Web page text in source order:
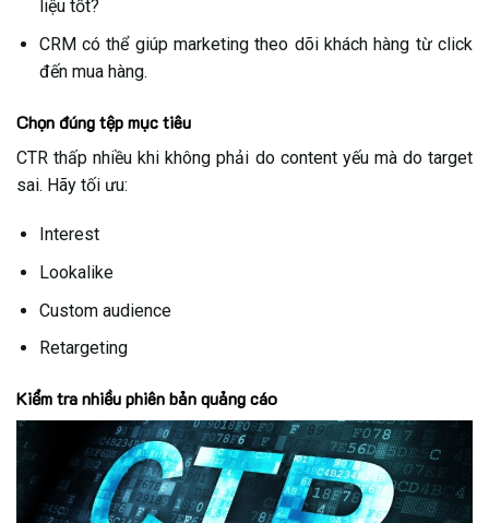
liệu tốt?
CRM có thể giúp marketing theo dõi khách hàng từ click
đến mua hàng.
Chọn đúng tệp mục tiêu
CTR thấp nhiều khi không phải do content yếu mà do target
sai. Hãy tối ưu:
Interest
Lookalike
Custom audience
Retargeting
Kiểm tra nhiều phiên bản quảng cáo